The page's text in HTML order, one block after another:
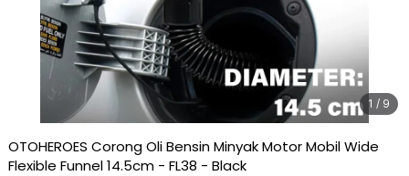
1 / 9
OTOHEROES Corong Oli Bensin Minyak Motor Mobil Wide
Flexible Funnel 14.5cm - FL38 - Black